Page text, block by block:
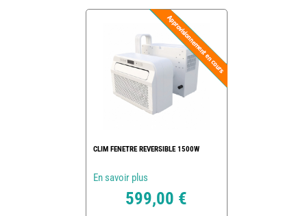
CLIM FENETRE REVERSIBLE 1500W
En savoir plus
599,00 €